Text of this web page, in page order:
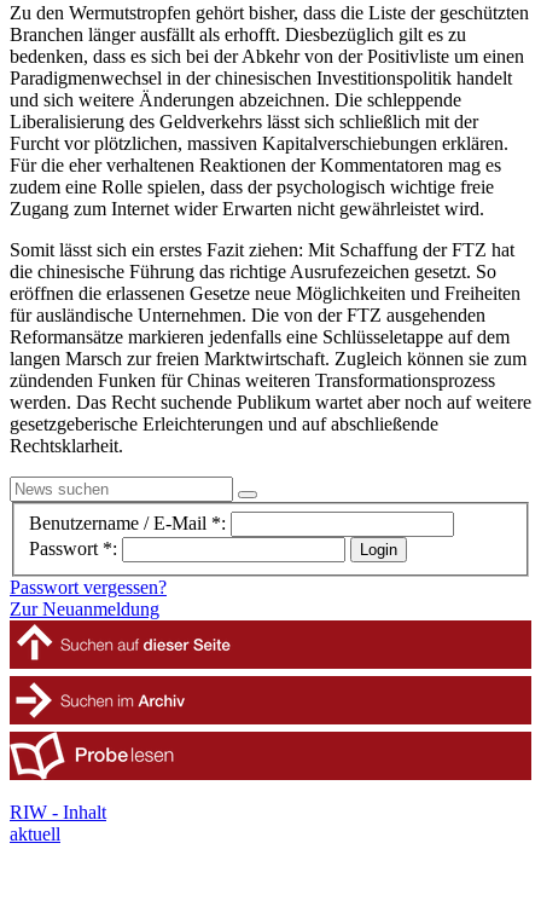
Zu den Wermutstropfen gehört bisher, dass die Liste der geschützten
Branchen länger ausfällt als erhofft. Diesbezüglich gilt es zu
bedenken, dass es sich bei der Abkehr von der Positivliste um einen
Paradigmenwechsel in der chinesischen Investitionspolitik handelt
und sich weitere Änderungen abzeichnen. Die schleppende
Liberalisierung des Geldverkehrs lässt sich schließlich mit der
Furcht vor plötzlichen, massiven Kapitalverschiebungen erklären.
Für die eher verhaltenen Reaktionen der Kommentatoren mag es
zudem eine Rolle spielen, dass der psychologisch wichtige freie
Zugang zum Internet wider Erwarten nicht gewährleistet wird.
Somit lässt sich ein erstes Fazit ziehen: Mit Schaffung der FTZ hat
die chinesische Führung das richtige Ausrufezeichen gesetzt. So
eröffnen die erlassenen Gesetze neue Möglichkeiten und Freiheiten
für ausländische Unternehmen. Die von der FTZ ausgehenden
Reformansätze markieren jedenfalls eine Schlüsseletappe auf dem
langen Marsch zur freien Marktwirtschaft. Zugleich können sie zum
zündenden Funken für Chinas weiteren Transformationsprozess
werden. Das Recht suchende Publikum wartet aber noch auf weitere
gesetzgeberische Erleichterungen und auf abschließende
Rechtsklarheit.
Benutzername / E-Mail *:
Passwort *:
Passwort vergessen?
Zur Neuanmeldung
RIW - Inhalt
aktuell